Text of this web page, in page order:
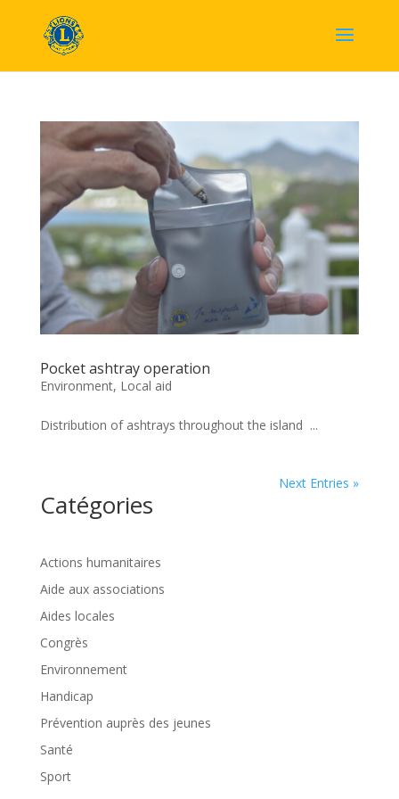
Pocket ashtray operation
Environment, Local aid
Distribution of ashtrays throughout the island ...
Next Entries »
Catégories
Actions humanitaires
Aide aux associations
Aides locales
Congrès
Environnement
Handicap
Prévention auprès des jeunes
Santé
Sport